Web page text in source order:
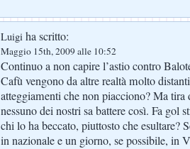
Luigi ha scritto:
Maggio 15th, 2009 alle 10:52
Continuo a non capire l’astio contro
Cafù vengono da altre realtà molto
atteggiamenti che non piacciono? Ma tira
nessuno dei nostri sa battere così. Fa gol
chi lo ha beccato, piuttosto che esultare?
in nazionale e un giorno, se possibile, in